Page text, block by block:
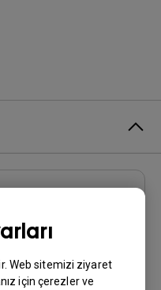
Web sitemizi ziyaret
için çerezler ve